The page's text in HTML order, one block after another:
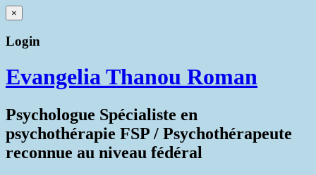
×
Login
Evangelia Thanou Roman
Psychologue Spécialiste en
psychothérapie FSP / Psychothérapeute
reconnue au niveau fédéral